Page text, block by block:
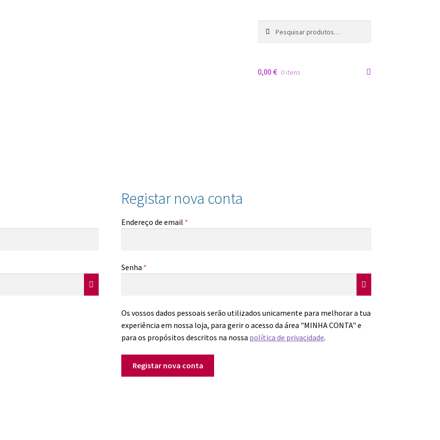
por:
0,00 € 0 itens
Registar nova conta
Endereço de email *
Senha *
Os vossos dados pessoais serão utilizados unicamente para melhorar a tua
experiência em nossa loja, para gerir o acesso da área "MINHA CONTA" e
para os propósitos descritos na nossa política de privacidade.
Registar nova conta